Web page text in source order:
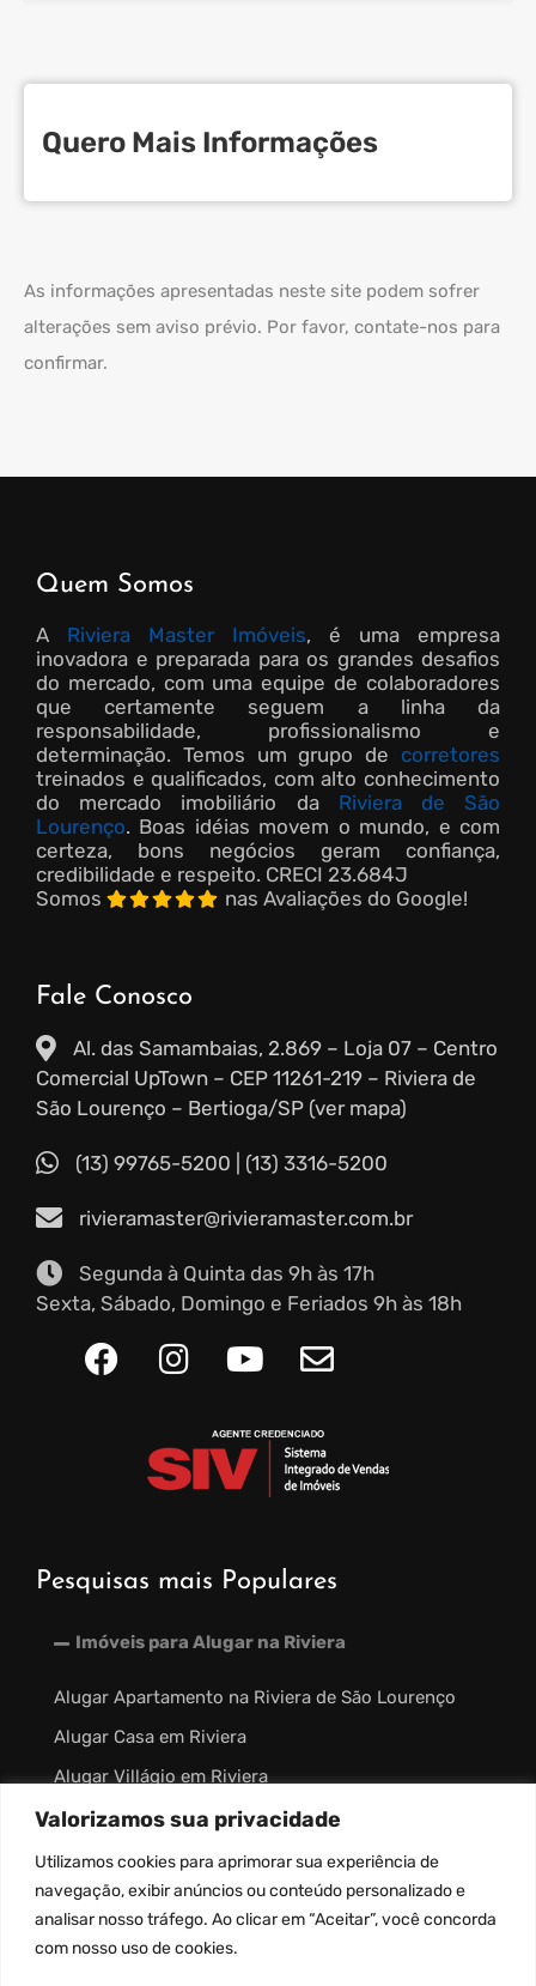
Valorizamos sua privacidade
Utilizamoscookies para aprimorar sua experiência de
navegação, exibir anúncios ou conteúdo personalizado e
analisar nosso tráfego. Ao clicar em “Aceitar”, você concorda
com nosso uso decookies.
Quero Mais Informações
As informações apresentadas neste site podem sofrer
alterações sem aviso prévio. Por favor, contate-nos para
confirmar.
Quem Somos
A Riviera Master Imóveis, é uma empresa
inovadora e preparada para os grandes desafios
do mercado, com uma equipe de colaboradores
que certamente seguem a linha da
responsabilidade, profissionalismo e
determinação. Temos um grupo de corretores
treinados e qualificados, com alto conhecimento
do mercado imobiliário da Riviera de São
Lourenço. Boas idéias movem o mundo, e com
certeza, bons negócios geram confiança,
credibilidade e respeito. CRECI 23.684J
Somos
nas Avaliações do Google!
Fale Conosco
Al. das Samambaias, 2.869 – Loja 07 – Centro
Comercial UpTown – CEP 11261-219 – Riviera de
São Lourenço – Bertioga/SP (ver mapa)
(13) 99765-5200 (13) 3316-5200
rivieramaster@rivieramaster.com.br
Segunda à Quinta das 9h às 17h
Sexta, Sábado, Domingo e Feriados 9h às 18h
Pesquisas mais Populares
Imóveis para Alugar na Riviera
Alugar Apartamento na Riviera de São Lourenço
Alugar Casa em Riviera
Alugar Villágio em Riviera
Imóveis à Venda na Riviera
Outros Links